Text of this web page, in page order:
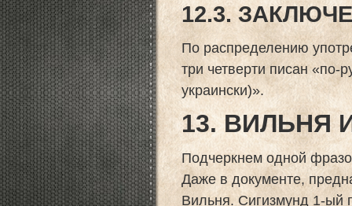
12.3.
По распределению
три четверти писан «по-
украински)».
13. ВИЛЬНЯ
Подчеркнем одной
Даже в документе,
Вильня. Сигизмунд 1-ый